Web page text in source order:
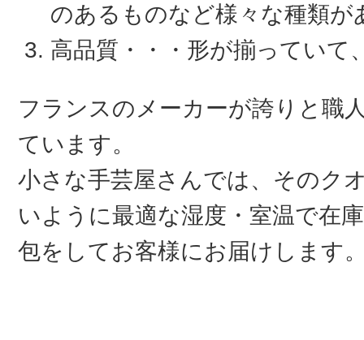
のあるものなど様々な種類が
高品質・・・形が揃っていて
フランスのメーカーが誇りと職
ています。
小さな手芸屋さんでは、そのク
いように最適な湿度・室温で在
包をしてお客様にお届けします